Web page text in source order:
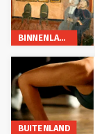
BINNENLAND
BUITENLAND